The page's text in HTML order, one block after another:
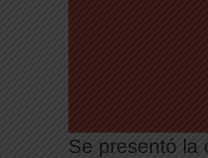
Se presentó la